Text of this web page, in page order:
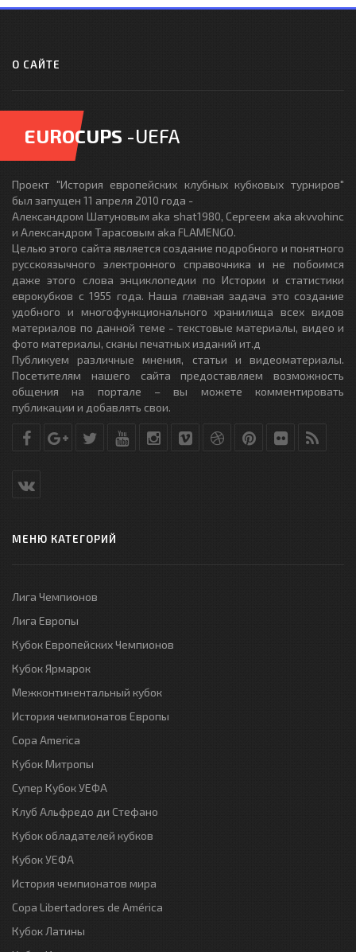
О САЙТЕ
EUROCUPS -UEFA
Проект "История европейских клубных кубковых турниров"
был запущен 11 апреля 2010 года -
Александром Шатуновым aka shat1980, Сергеем aka akvvohinc
и Александром Тарасовым aka FLAMENGO.
Целью этого сайта является создание подробного и понятного
русскоязычного электронного справочника и не побоимся
даже этого слова энциклопедии по Истории и статистики
еврокубков с 1955 года. Наша главная задача это создание
удобного и многофункционального хранилища всех видов
материалов по данной теме - текстовые материалы, видео и
фото материалы, сканы печатных изданий ит.д
Публикуем различные мнения, статьи и видеоматериалы.
Посетителям нашего сайта предоставляем возможность
общения на портале – вы можете комментировать
публикации и добавлять свои.
МЕНЮ КАТЕГОРИЙ
Лига Чемпионов
Лига Европы
Кубок Европейских Чемпионов
Кубок Ярмарок
Межконтинентальный кубок
История чемпионатов Европы
Copa America
Кубок Митропы
Супер Кубок УЕФА
Клуб Альфредо ди Стефано
Кубок обладателей кубков
Кубок УЕФА
История чемпионатов мира
Copa Libertadores de América
Кубок Латины